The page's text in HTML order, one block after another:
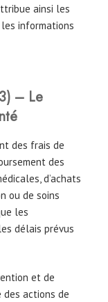
ainsi les
informations
– Le
des frais de
des
d’achats
ou de soins
les
délais prévus
et de
actions de